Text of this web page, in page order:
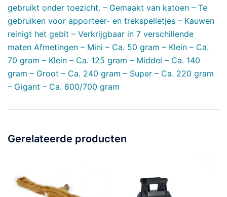
gebruikt onder toezicht. – Gemaakt van katoen – Te
gebruiken voor apporteer- en trekspelletjes – Kauwen
reinigt het gebit – Verkrijgbaar in 7 verschillende
maten Afmetingen – Mini – Ca. 50 gram – Klein – Ca.
70 gram – Klein – Ca. 125 gram – Middel – Ca. 140
gram – Groot – Ca. 240 gram – Super – Ca. 220 gram
– Gigant – Ca. 600/700 gram
Gerelateerde producten